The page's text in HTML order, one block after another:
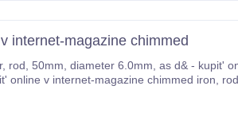
internet-magazine chimmed